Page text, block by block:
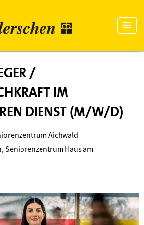
/
IM
DIENST (M/W/D)
Aichwald
Seniorenzentrum Haus am